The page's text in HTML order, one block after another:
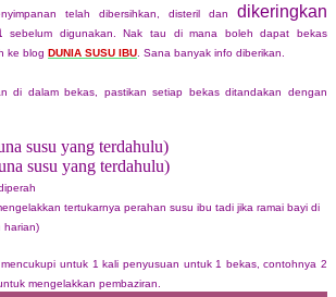
telah dibersihkan, disteril dan dikeringkan
sebelum digunakan. Nak tau di mana boleh dapat bekas
ke blog DUNIA SUSU IBU . Sana banyak info diberikan.
di dalam bekas, pastikan setiap bekas ditandakan dengan
susu yang terdahulu)
susu yang terdahulu)
tertukarnya perahan susu ibu tadi jika ramai bayi di
harian)
untuk 1 kali penyusuan untuk 1 bekas, contohnya 2
mengelakkan pembaziran.